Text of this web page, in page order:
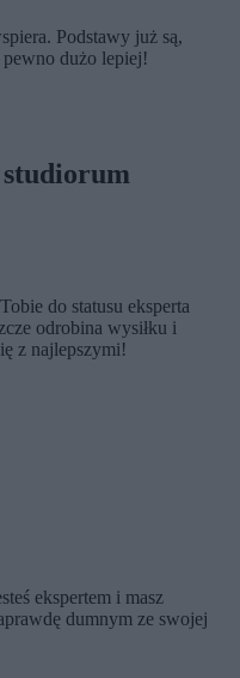
Podstawy już są,
dużo lepiej!
do statusu eksperta
odrobina wysiłku i
z najlepszymi!
ekspertem i masz
dumnym ze swojej